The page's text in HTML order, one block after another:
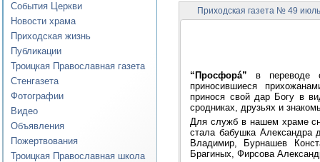
События Церкви
Новости храма
Приходская жизнь
Публикации
Троицкая Православная газета
Стенгазета
Фотографии
Видео
Объявления
Пожертвования
Троицкая Православная школа
Приходская газета № 49
“Просфорá” в переводе
приносившиеся
принося свой дар Богу в
сродниках, друзьях и
Для служб в нашем храме
стала бабушка
Владимир, Бурнашев
Брагиных, Фирсова